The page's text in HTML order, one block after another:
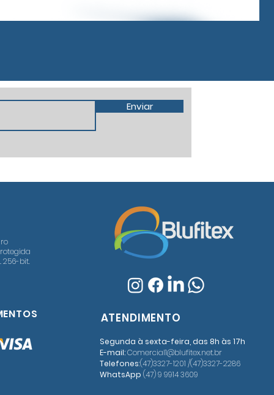
Enviar
256-bit.
ATENDIMENTO
Segunda à sexta-feira, das 8h às 17h
E-mail:Comercial1@blufitex.net.br
Telefones:(47)3327-1201 /(47)3327-2286
WhatsApp (47) 9 9914 3609